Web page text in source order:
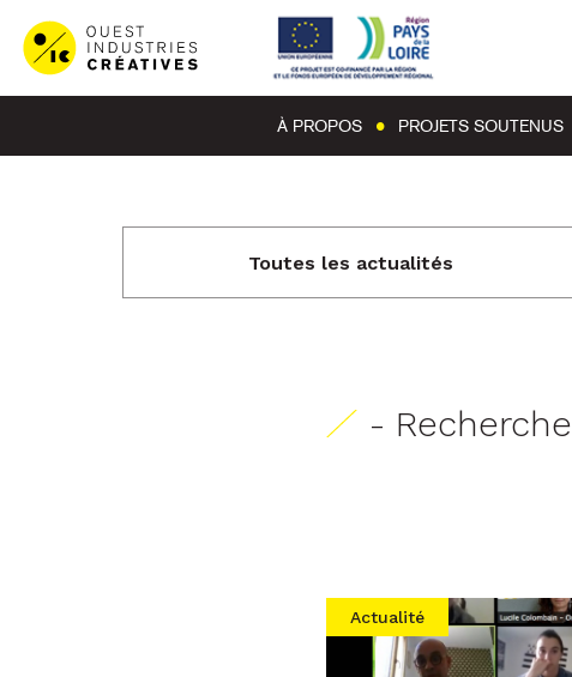
À PROPOS PROJETS SOUTENUS
Toutes les actualités
- Recherche
Actualité